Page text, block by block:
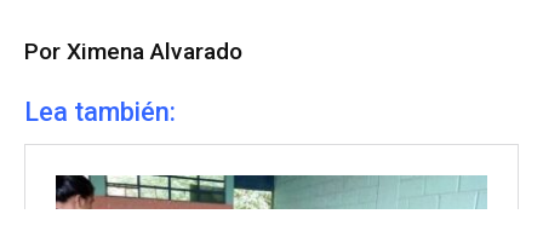
Por Ximena Alvarado
Lea también: